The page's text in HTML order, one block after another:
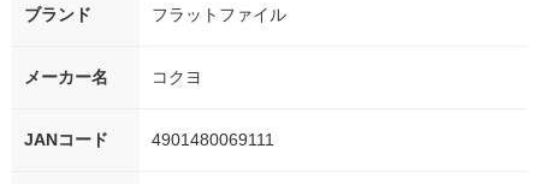
ブランド フラットファイル
メーカー名 コクヨ
JANコード 4901480069111